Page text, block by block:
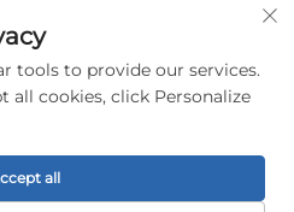
Electric Equipment (Group) Co.,
Privatlivspolitik
tools to provide our services.
all cookies, click Personalize
all